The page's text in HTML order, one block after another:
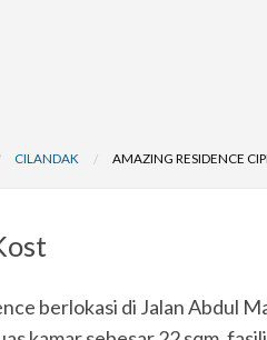
CILANDAK AMAZING RESIDENCE
berlokasi di Jalan Abdul